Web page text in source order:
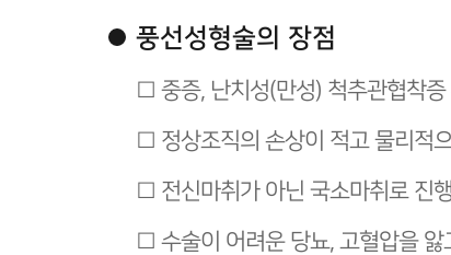
풍선성형술의 장점
□ 중증, 난치성(만성) 척추관협착
□ 정상조직의 손상이 적고 물리적
□ 전신마취가 아닌 국소마취로 진행
□ 수술이 어려운 당뇨, 고혈압을